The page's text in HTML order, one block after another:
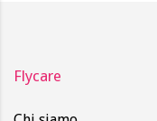
Flycare